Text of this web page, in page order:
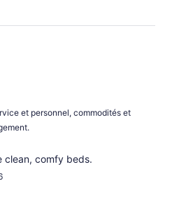
et personnel, commodités et
clean, comfy beds.